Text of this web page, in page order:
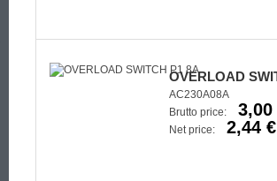
OVERLOAD
AC230A08A
Brutto price:
3,00
Net price: 2,44 €